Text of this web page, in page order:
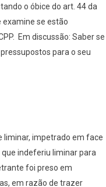
o óbice do art. 44 da
examine se estão
Em discussão: Saber se
para o seu
liminar, impetrado em face
indeferiu liminar para
foi preso em
em razão de trazer